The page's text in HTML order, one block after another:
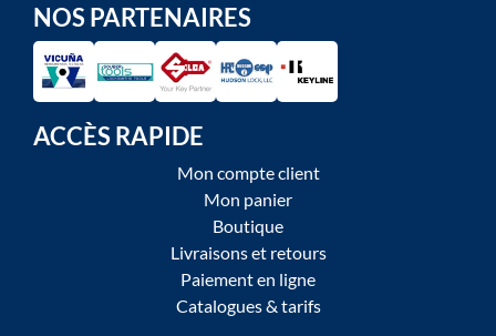
NOS PARTENAIRES
ACCÈS RAPIDE
Mon compte client
Mon panier
Boutique
Livraisons et retours
Paiement en ligne
Catalogues & tarifs